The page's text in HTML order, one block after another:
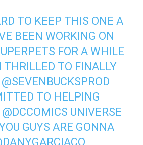
TO KEEP THIS ONE A
BEEN WORKING ON
FOR A WHILE
THRILLED TO FINALLY
@SEVENBUCKSPROD
TO HELPING
@DCCOMICS UNIVERSE
GUYS ARE GONNA